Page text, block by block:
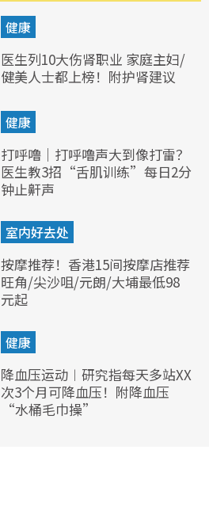
健康
医生列10大伤肾职业 家庭主妇/
健美人士都上榜！附护肾建议
健康
打呼噜｜打呼噜声大到像打雷？
医生教3招“舌肌训练”每日2分
钟止鼾声
室内好去处
按摩推荐！香港15间按摩店推荐
旺角/尖沙咀/元朗/大埔最低98
元起
健康
降血压运动︱研究指每天多站XX
次3个月可降血压！附降血压
“水桶毛巾操”